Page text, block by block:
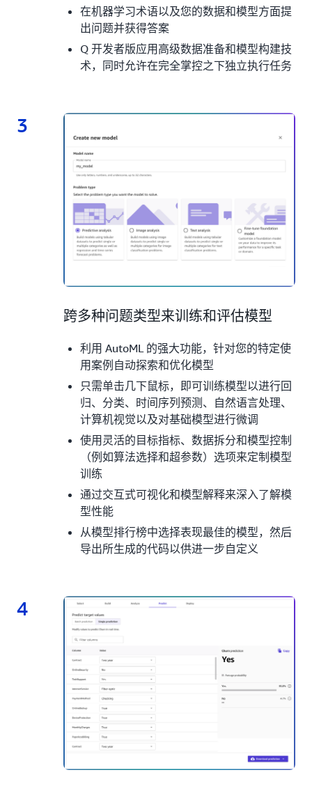
在机器学习术语以及您的数据和模型方面提
出问题并获得答案
Q 开发者版应用高级数据准备和模型构建技
术，同时允许在完全掌控之下独立执行任务
3
3.
跨多种问题类型来训练和评估模型
利用 AutoML 的强大功能，针对您的特定使
用案例自动探索和优化模型
只需单击几下鼠标，即可训练模型以进行回
归、分类、时间序列预测、自然语言处理、
计算机视觉以及对基础模型进行微调
使用灵活的目标指标、数据拆分和模型控制
（例如算法选择和超参数）选项来定制模型
训练
通过交互式可视化和模型解释来深入了解模
型性能
从模型排行榜中选择表现最佳的模型，然后
导出所生成的代码以供进一步自定义
4